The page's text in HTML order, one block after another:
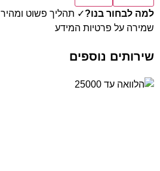
למה לבחור בנו?✓ תהליך פשוט ומהיר
שמירה על פרטיות המידע
שירותים נוספים